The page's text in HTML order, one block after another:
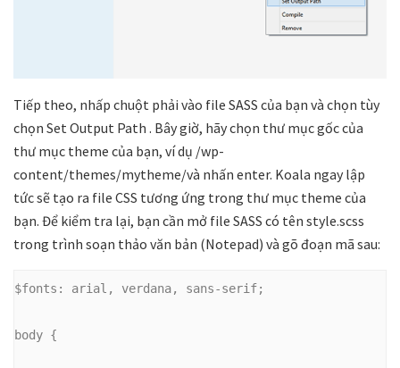
Tiếp theo, nhấp chuột phải vào file SASS của bạn và chọn tùy
chọn Set Output Path . Bây giờ, hãy chọn thư mục gốc của
thư mục theme của bạn, ví dụ /wp-
content/themes/mytheme/và nhấn enter. Koala ngay lập
tức sẽ tạo ra file CSS tương ứng trong thư mục theme của
bạn. Để kiểm tra lại, bạn cần mở file SASS có tên style.scss
trong trình soạn thảo văn bản (Notepad) và gõ đoạn mã sau:
$fonts: arial, verdana, sans-serif;
body {